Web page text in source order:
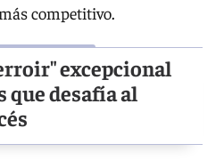
competitivo.
excepcional
que desafía al